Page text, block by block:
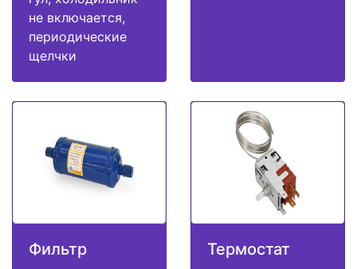
не включается,
периодические
щелчки
Фильтр Термостат